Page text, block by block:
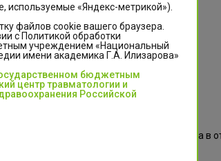
исключительную роль Центра Илизарова в
«Яндекс-метрикой»).
файлов cookie вашего браузера.
с Политикой обработки
учреждением «Национальный
имени академика Г.А. Илизарова»
бюджетным
центр травматологии и
Российской